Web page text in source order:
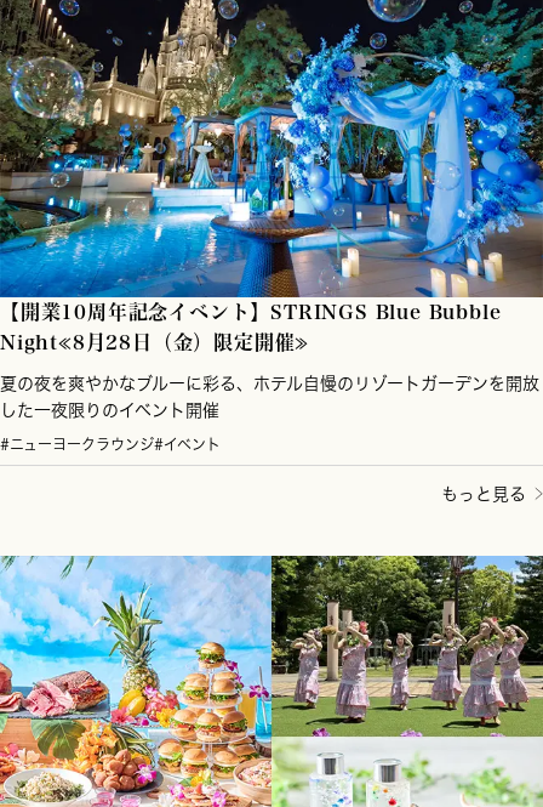
【開業10周年記念イベント】STRINGS Blue Bubble
Night≪8月28日（金）限定開催≫
夏の夜を爽やかなブルーに彩る、ホテル自慢のリゾートガーデンを開放
した一夜限りのイベント開催
#ニューヨークラウンジ#イベント
もっと見る